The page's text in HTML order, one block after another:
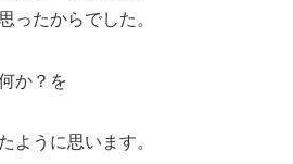
ったからでした。
か？を
ように思います。